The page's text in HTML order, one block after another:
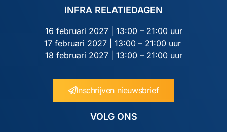
INFRA RELATIEDAGEN
16 februari 2027 | 13:00 – 21:00 uur
17 februari 2027 | 13:00 – 21:00 uur
18 februari 2027 | 13:00 – 21:00 uur
Inschrijven nieuwsbrief
VOLG ONS